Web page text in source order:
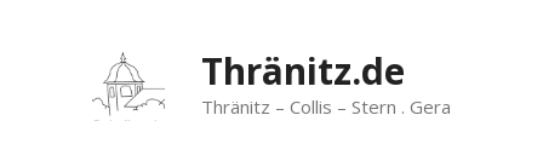
springen
Thränitz.de
Thränitz – Collis – Stern . Gera